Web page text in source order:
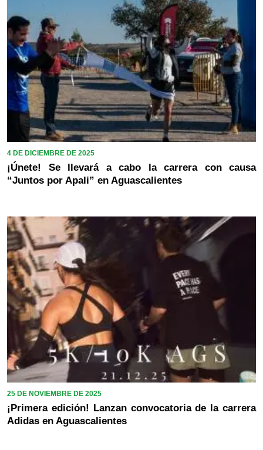
4 DE DICIEMBRE DE 2025
¡Únete! Se llevará a cabo la carrera con causa
“Juntos por Apali” en Aguascalientes
25 DE NOVIEMBRE DE 2025
¡Primera edición! Lanzan convocatoria de la carrera
Adidas en Aguascalientes